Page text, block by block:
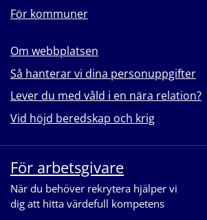
För kommuner
Om webbplatsen
Så hanterar vi dina personuppgifter
Lever du med våld i en nära relation?
Vid höjd beredskap och krig
För arbetsgivare
När du behöver rekrytera hjälper vi
dig att hitta värdefull kompetens